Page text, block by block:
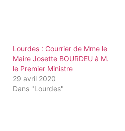
Lourdes : Courrier de Mme le
Maire Josette BOURDEU à M.
le Premier Ministre
29 avril 2020
Dans "Lourdes"